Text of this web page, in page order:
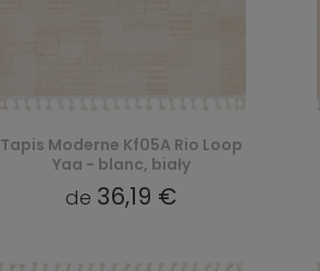
Tapis Moderne Kf05A Rio Loop
Yaa - blanc, biały
de 36,19 €